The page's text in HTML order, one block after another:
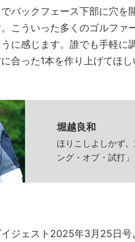
バックフェース下部に穴を
こういった多くのゴルフ
に感じます。誰でも手軽
合った1本を作り上げてほし
堀越良和
ほりこしよしかず
ング・オブ・試打」
ジェスト2025年3月25日号